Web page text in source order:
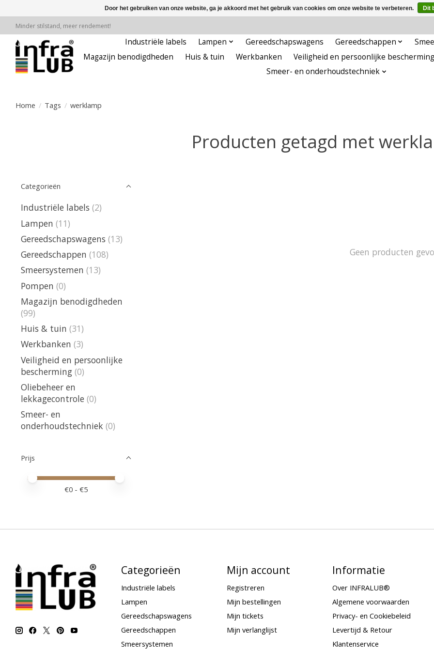
Minder stilstand, meer rendement!
Industriële labels Lampen Gereedschapswagens Gereedschappen
Magazijn benodigdheden
Huis & tuin Werkbanken Veiligheid en persoonlijke bescherming
Smeer- en onderhoudstechniek
Home / Tags / werklamp
Producten getagd met
Categorieën
Industriële labels (2)
Lampen (11)
Gereedschapswagens (13)
Gereedschappen (108)
Smeersystemen (13)
Pompen (0)
Magazijn benodigdheden
(99)
Huis & tuin (31)
Werkbanken (3)
Veiligheid en persoonlijke
bescherming (0)
Oliebeheer en
lekkagecontrole (0)
Smeer- en
onderhoudstechniek (0)
Prijs
Minimale prijswaarde
Price maximum value
€0 - €5
Geen producten
Categorieën
Industriële labels
Lampen
Gereedschapswagens
Gereedschappen
Smeersystemen
Mijn account
Registreren
Mijn bestellingen
Mijn tickets
Mijn verlanglijst
Informatie
Over INFRALUB®
Algemene voorwaarden
Privacy- en Cookiebeleid
Levertijd & Retour
Klantenservice
Door het gebruiken van onze website, ga je akkoord met het gebruik van cookies om onze website te verbeteren. Dit